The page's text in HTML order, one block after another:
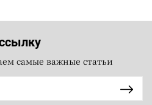
самые важные статьи